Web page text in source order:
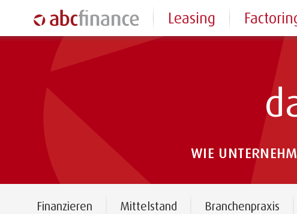
WIE
Finanzieren Mittelstand Branchenpraxis
Leasing